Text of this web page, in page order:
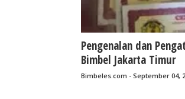
Pengenalan dan
Bimbel Jakarta Timur
Bimbeles.com - September 04,